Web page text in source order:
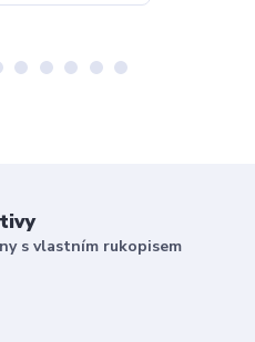
s vlastním rukopisem